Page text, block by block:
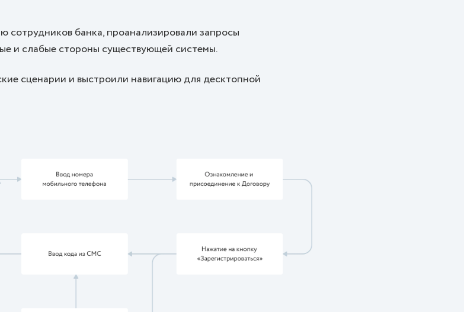
сотрудников банка, проанализировали запросы
и слабые стороны существующей системы.
сценарии и выстроили навигацию для десктопной